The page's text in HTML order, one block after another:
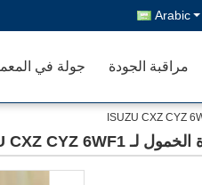
Arabic
جولة في مراقبة الجودة